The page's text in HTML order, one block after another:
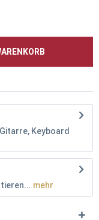
Keyboard
mehr